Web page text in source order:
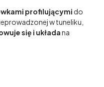
profilującymi do
w tuneliku,
się i układana